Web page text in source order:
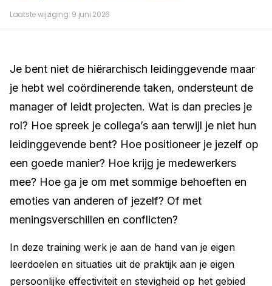
Laatste wijziging: 9 juni 2026
Je bent niet de hiërarchisch leidinggevende maar
je hebt wel coördinerende taken, ondersteunt de
manager of leidt projecten. Wat is dan precies je
rol? Hoe spreek je collega’s aan terwijl je niet hun
leidinggevende bent? Hoe positioneer je jezelf op
een goede manier? Hoe krijg je medewerkers
mee? Hoe ga je om met sommige behoeften en
emoties van anderen of jezelf? Of met
meningsverschillen en conflicten?
In deze training werk je aan de hand van je eigen
leerdoelen en situaties uit de praktijk aan je eigen
persoonlijke effectiviteit en stevigheid op het gebied